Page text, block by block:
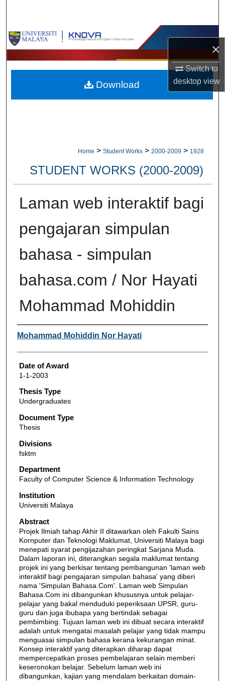
×
Switch to
desktopview
Browse Collections
My Account
About
Home > Student Works > 2000-2009 > 1928
STUDENT WORKS (2000-2009)
Laman web interaktif bagi
pengajaran simpulan
bahasa - simpulan
bahasa.com / Nor Hayati
Mohammad Mohiddin
Author
Mohammad Mohiddin Nor Hayati
Date of Award
1-1-2003
Thesis Type
Undergraduates
Document Type
Thesis
Divisions
fsktm
Department
Faculty of Computer Science & Information Technology
Institution
Universiti Malaya
Abstract
Projek Ilmiah tahap Akhir II ditawarkan oleh Fakulti Sains
Kornputer dan Teknologi Maklumat, Universiti Malaya bagi
menepati syarat pengijazahan peringkat Sarjana Muda.
Dalam laporan ini, diterangkan segala maklumat tentang
projek ini yang berkisar tentang pembangunan 'laman web
interaktif bagi pengajaran simpulan bahasa' yang diberi
nama 'Simpulan Bahasa.Com'. Laman web Simpulan
Bahasa.Com ini dibangunkan khususnya untuk pelajar-
pelajar yang bakal menduduki peperiksaan UPSR, guru-
guru dan juga ibubapa yang bertindak sebagai
pembimbing. Tujuan laman web ini dibuat secara interaktif
adalah untuk mengatai masalah pelajar yang tidak mampu
menguasai simpulan bahasa kerana kekurangan minat.
Konsep interaktif yang diterapkan diharap dapat
mempercepatkan proses pembelajaran selain memberi
keseronokan belajar. Sebelum laman web ini
dibangunkan, kajian yang mendalam berkaitan domain-
Download